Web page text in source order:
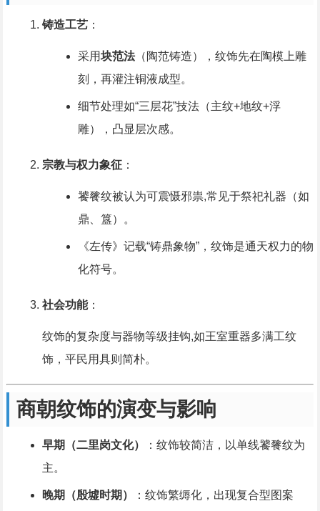
铸造工艺：
采用块范法（陶范铸造），纹饰先在陶模上雕
刻，再灌注铜液成型。
细节处理如“三层花”技法（主纹+地纹+浮
雕），凸显层次感。
宗教与权力象征：
饕餮纹被认为可震慑邪祟,常见于祭祀礼器（如
鼎、簋）。
《左传》记载“铸鼎象物”，纹饰是通天权力的物
化符号。
社会功能：
纹饰的复杂度与器物等级挂钩,如王室重器多满工纹
饰，平民用具则简朴。
商朝纹饰的演变与影响
早期（二里岗文化）
：纹饰较简洁，以单线饕餮纹为
主。
晚期（殷墟时期）
：纹饰繁缛化，出现复合型图案